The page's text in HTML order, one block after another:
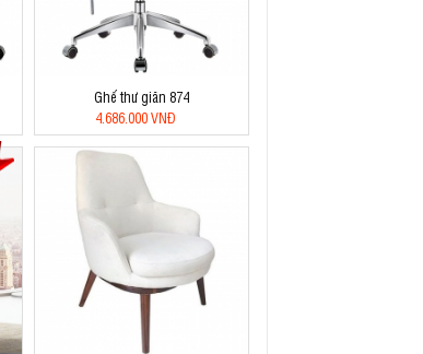
Ghế thư giãn 874
4.686.000 VNĐ